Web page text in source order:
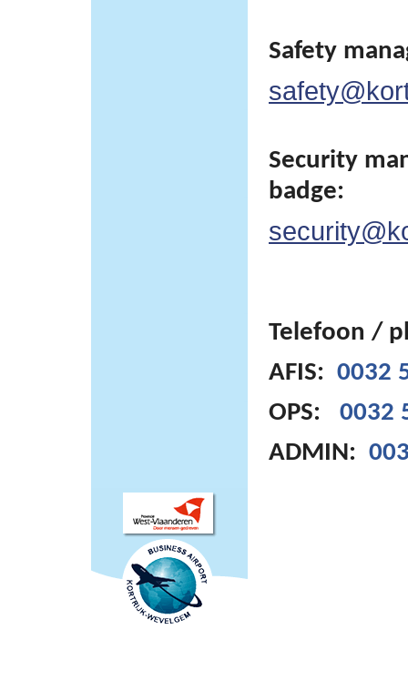
Safety
Security
badge:
Telefoon /
AFIS: 0032
OPS: 0032
ADMIN: